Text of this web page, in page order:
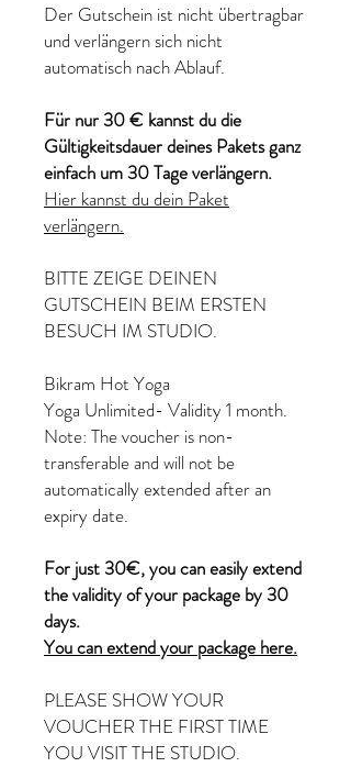
Der Gutschein ist nicht übertragbar
und verlängern sich nicht
automatisch nach Ablauf.
Für nur 30 € kannst du die
Gültigkeitsdauer deines Pakets ganz
einfach um 30 Tage verlängern.
Hier kannst du dein Paket
verlängern.
BITTE ZEIGE DEINEN
GUTSCHEIN BEIM ERSTEN
BESUCH IM STUDIO.
Bikram Hot Yoga
Yoga Unlimited- Validity 1 month.
Note: The voucher is non-
transferable and will not be
automatically extended after an
expiry date.
For just 30€, you can easily extend
the validity of your package by 30
days.
You can extend your package here.
PLEASE SHOW YOUR
VOUCHER THE FIRST TIME
YOU VISIT THE STUDIO.